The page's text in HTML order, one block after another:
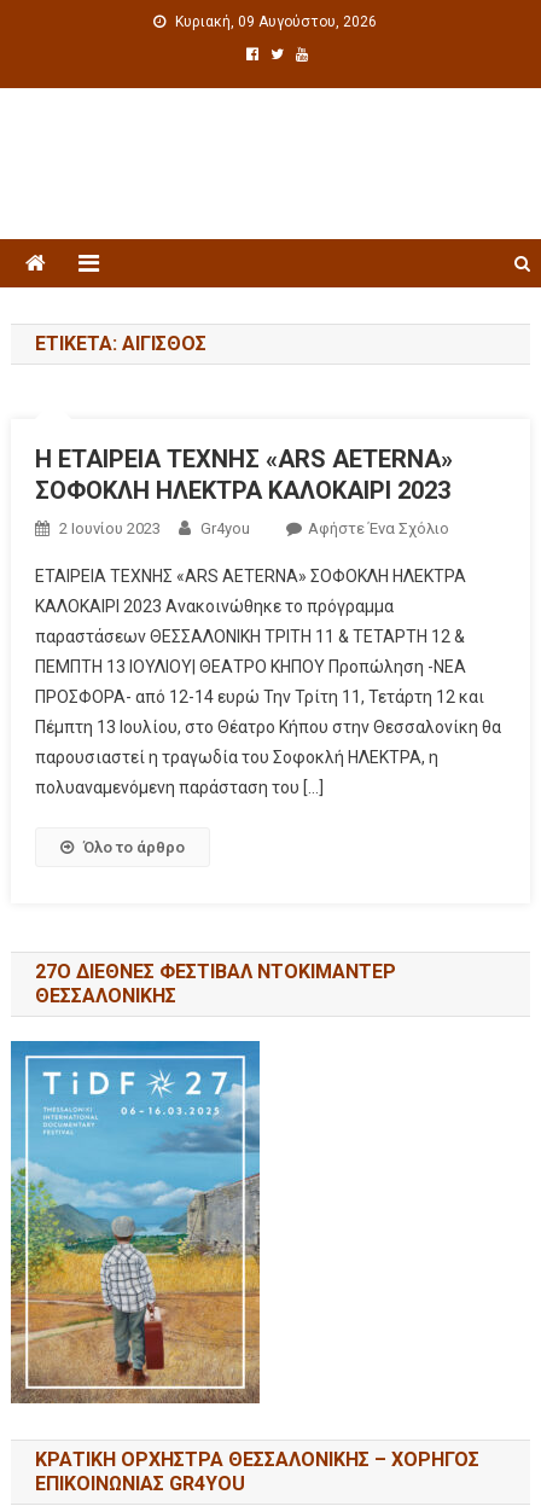
Κυριακή, 09 Αυγούστου, 2026
ΕΤΙΚΈΤΑ: ΑΊΓΙΣΘΟΣ
H ΕΤΑΙΡΕΙΑ ΤΕΧΝΗΣ «ARS AETERNA»
ΣΟΦΟΚΛΗ ΗΛΕΚΤΡΑ ΚΑΛΟΚΑΙΡΙ 2023
2 Ιουνίου 2023 Gr4you Αφήστε Ένα Σχόλιο
ΕΤΑΙΡΕΙΑ ΤΕΧΝΗΣ «ARS AETERNA» ΣΟΦΟΚΛΗ ΗΛΕΚΤΡΑ
ΚΑΛΟΚΑΙΡΙ 2023 Ανακοινώθηκε το πρόγραμμα
παραστάσεων ΘΕΣΣΑΛΟΝΙΚΗ ΤΡΙΤΗ 11 & ΤΕΤΑΡΤΗ 12 &
ΠΕΜΠΤΗ 13 ΙΟΥΛΙΟΥ| ΘΕΑΤΡΟ ΚΗΠΟΥ Προπώληση -ΝΕΑ
ΠΡΟΣΦΟΡΑ- από 12-14 ευρώ Την Τρίτη 11, Τετάρτη 12 και
Πέμπτη 13 Ιουλίου, στο Θέατρο Κήπου στην Θεσσαλονίκη θα
παρουσιαστεί η τραγωδία του Σοφοκλή ΗΛΕΚΤΡΑ, η
πολυαναμενόμενη παράσταση του […]
Όλο το άρθρο
27Ο ΔΙΕΘΝΕΣ ΦΕΣΤΙΒΑΛ ΝΤΟΚΙΜΑΝΤΕΡ
ΘΕΣΣΑΛΟΝΙΚΗΣ
ΚΡΑΤΙΚΗ ΟΡΧΗΣΤΡΑ ΘΕΣΣΑΛΟΝΙΚΗΣ – ΧΟΡΗΓΟΣ
ΕΠΙΚΟΙΝΩΝΙΑΣ GR4YOU